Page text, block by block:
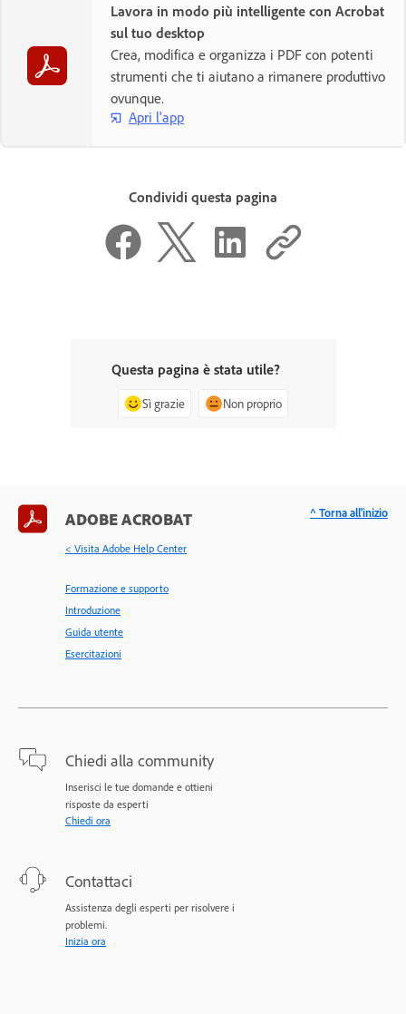
Lavora in modo più intelligente con Acrobat
sul tuo desktop
Crea, modifica e organizza i PDF con potenti
strumenti che ti aiutano a rimanere produttivo
ovunque.
Apri l'app
Condividi questa pagina
Questa pagina è stata utile?
Sì grazie Non proprio
ADOBE ACROBAT
< Visita Adobe Help Center
Formazione e supporto
Introduzione
Guida utente
Esercitazioni
Chiedi alla community
Inserisci le tue domande e ottieni
risposte da esperti
Chiedi ora
Contattaci
Assistenza degli esperti per risolvere i
problemi.
Inizia ora
^ Torna all'inizio